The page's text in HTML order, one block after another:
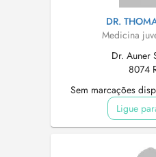
DR.
Medicina
Dr. Auner
8074
Sem marcações
Ligue